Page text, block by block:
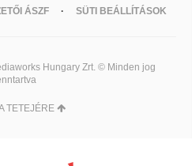
ÁSZF SÜTI BEÁLLÍTÁSOK
Hungary Zrt. © Minden jog
TETEJÉRE